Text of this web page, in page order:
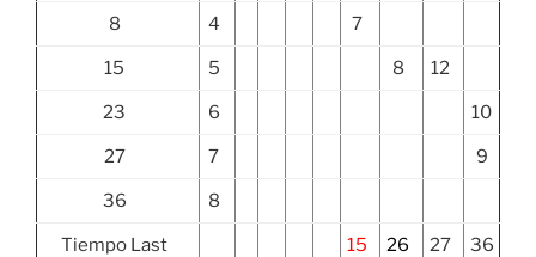
8 4 7
15 5 8 12
23 6 10
27 7 9
36 8
Tiempo Last 15 26 27 36